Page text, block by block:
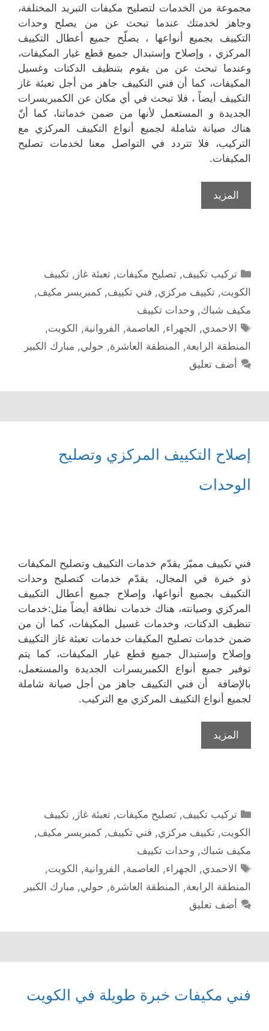
مجموعة من الخدمات لتصليح مكيفات التبريد المختلفة،
وجاهز لخدمتك عندما تبحث عن من يصلح وحدات
التكييف بجميع أنواعها ، يصلّح جميع أعطال التكييف
المركزي ، وإصلاح وإستبدال جميع قطع غيار المكيفات،
وعندما تبحث عن من يقوم بتنظيف الدكتات وغسيل
المكيفات، كما أن فني التكييف جاهز من أجل تعبئة غاز
التكييف أيضاً ، فلا تبحث في أي مكان عن الكمبريسرات
الجديدة و المستعمل لأنها من ضمن خدماتنا، كما أنّ
هناك صيانة شاملة لجميع أنواع التكييف المركزي مع
التركيب، فلا تتردد في التواصل معنا لخدمات تصليح
المكيفات.
المزيد
التصنيفات
تركيب تكييف,تصليح مكيفات,تعبئة غاز ,تكييف
الكويت, تكييف مركزي, فني تكييف, كمبريسر مكيف,
مكيف شباك, وحدات تكييف
الوسوم
الاحمدي, الجهراء, العاصمة, الفروانية, الكويت,
المنطقة الرابعة, المنطقة العاشرة, حولي, مبارك الكبير
أضف تعليق
إصلاح التكييف المركزي وتصليح
الوحدات
فني تكييف مميّز يقدّم خدمات التكييف وتصليح المكيفات
ذو خبرة في المجال، يقدّم خدمات كتصليح وحدات
التكييف بجميع أنواعها، وإصلاح جميع أعطال التكييف
المركزي وصيانته، هناك خدمات نظافة أيضاً مثل:خدمات
تنظيف الدكتات، وخدمات غسيل المكيفات، كما أن من
ضمن خدمات تصليح المكيفات خدمات تعبئة غاز التكييف
وإصلاح وإستبدال جميع قطع غيار المكيفات، كما يتم
توفير جميع أنواع الكمبريسرات الجديدة والمستعمل،
بالإضافة أن فني التكييف جاهز من أجل صيانة شاملة
لجميع أنواع التكييف المركزي مع التركيب.
المزيد
التصنيفات
تركيب تكييف,تصليح مكيفات,تعبئة غاز ,تكييف
الكويت, تكييف مركزي, فني تكييف, كمبريسر مكيف,
مكيف شباك, وحدات تكييف
الوسوم
الاحمدي, الجهراء, العاصمة, الفروانية, الكويت,
المنطقة الرابعة, المنطقة العاشرة, حولي, مبارك الكبير
أضف تعليق
فني مكيفات خبرة طويلة في الكويت